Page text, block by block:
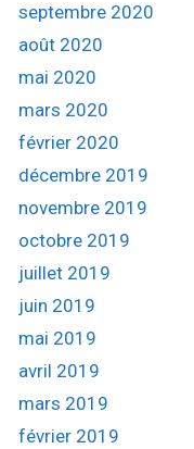
septembre 2020
août 2020
mai 2020
mars 2020
février 2020
décembre 2019
novembre 2019
octobre 2019
juillet 2019
juin 2019
mai 2019
avril 2019
mars 2019
février 2019